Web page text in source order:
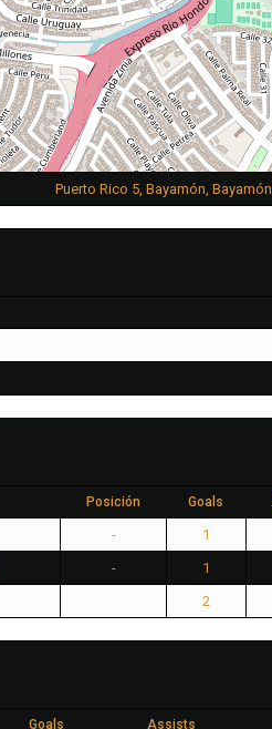
Puerto Rico 5, Bayamón,
Posición Goals
- 1
- 1
2
Goals Assists